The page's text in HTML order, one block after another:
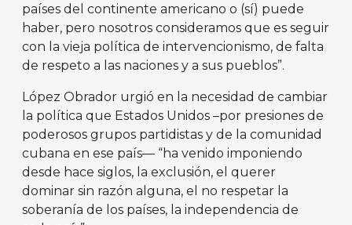
países del continente americano o (sí) puede
haber, pero nosotros consideramos que es seguir
con la vieja política de intervencionismo, de falta
de respeto a las naciones y a sus pueblos”.
López Obrador urgió en la necesidad de cambiar
la política que Estados Unidos –por presiones de
poderosos grupos partidistas y de la comunidad
cubana en ese país— “ha venido imponiendo
desde hace siglos, la exclusión, el querer
dominar sin razón alguna, el no respetar la
soberanía de los países, la independencia de